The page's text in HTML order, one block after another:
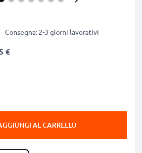
Consegna: 2-3 giorni lavorativi
€
AL CARRELLO